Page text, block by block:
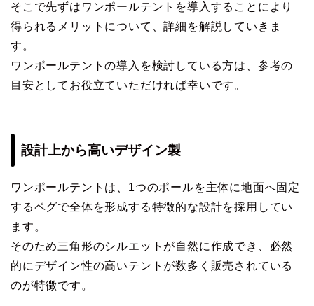
そこで先ずはワンポールテントを導入することにより
得られるメリットについて、詳細を解説していきま
す。
ワンポールテントの導入を検討している方は、参考の
目安としてお役立ていただければ幸いです。
設計上から高いデザイン製
ワンポールテントは、1つのポールを主体に地面へ固定
するペグで全体を形成する特徴的な設計を採用してい
ます。
そのため三角形のシルエットが自然に作成でき、必然
的にデザイン性の高いテントが数多く販売されている
のが特徴です。